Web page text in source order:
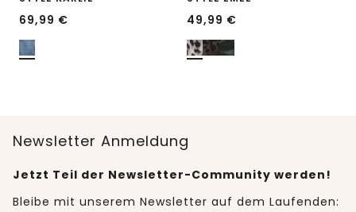
69,99 € 49,99 €
Newsletter Anmeldung
Jetzt Teil der Newsletter-Community werden!
Bleibe mit unserem Newsletter auf dem Laufenden: